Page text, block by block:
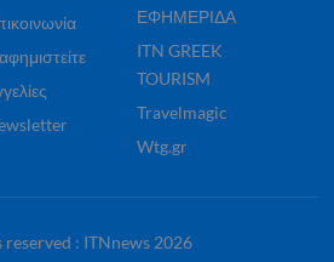
ΕΦΗΜΕΡΙΔΑ
ITN GREEK
TOURISM
Travelmagic
Wtg.gr
: ITNnews 2026